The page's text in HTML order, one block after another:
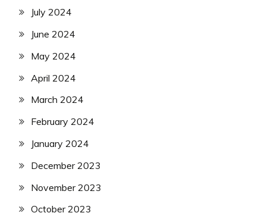
July 2024
June 2024
May 2024
April 2024
March 2024
February 2024
January 2024
December 2023
November 2023
October 2023